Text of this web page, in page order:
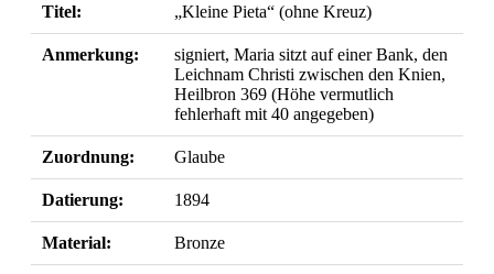
Titel: „Kleine Pieta“ (ohne Kreuz)
Anmerkung:
signiert, Maria sitzt auf einer Bank, den
Leichnam Christi zwischen den Knien,
Heilbron 369 (Höhe vermutlich
fehlerhaft mit 40 angegeben)
Zuordnung: Glaube
Datierung: 1894
Material: Bronze